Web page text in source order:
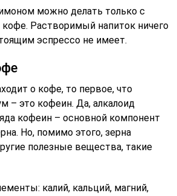
можно делать только с
Растворимый напиток ничего
эспрессо не имеет.
о кофе, то первое, что
– это кофеин. Да, алкалоид
кофеин – основной компонент
Но, помимо этого, зерна
полезные вещества, такие
калий, кальций, магний,